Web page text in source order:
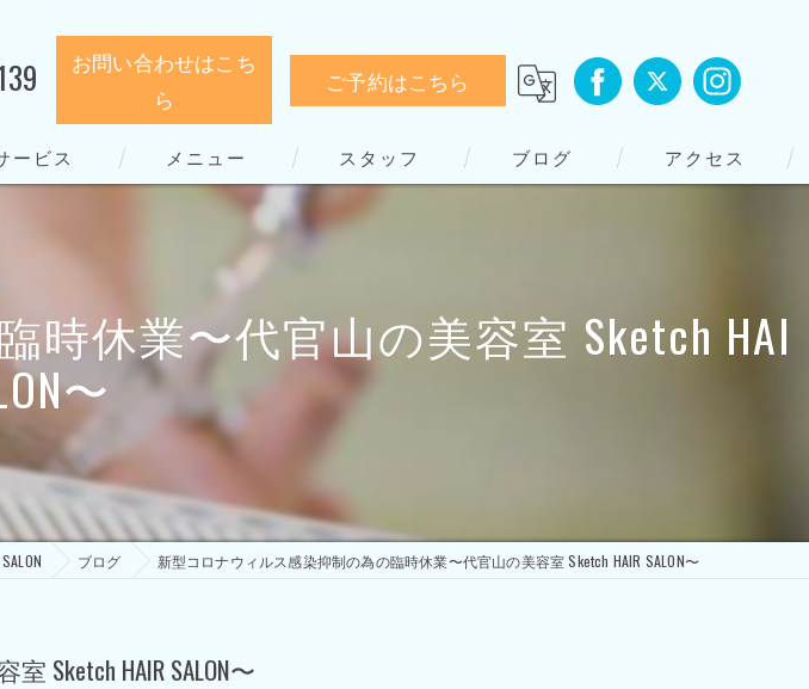
お問い合わせはこち
ら
ご予約はこちら
ービス メニュー スタッフ ブログ アクセス
休業〜代官山の美容室 Sketch HAI
〜
ブログ 新型コロナウィルス感染抑制の為の臨時休業〜代官山の美容室 Sketch HAIR SALON〜
HAIR SALON〜